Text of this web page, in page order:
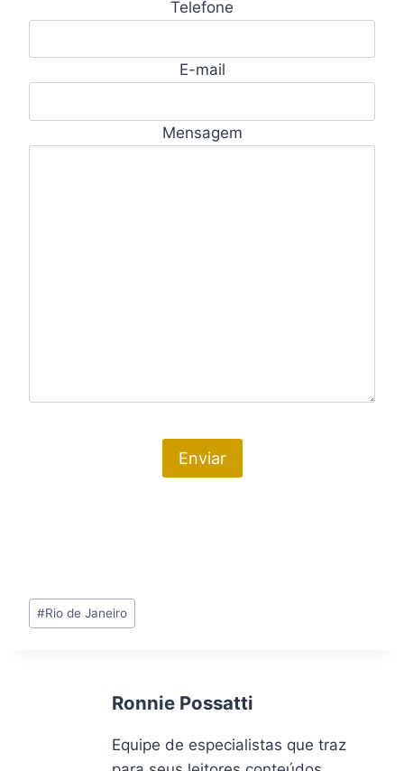
Telefone
E-mail
Mensagem
Tags
do
#Rio de Janeiro
Ronnie Possatti
Equipe de especialistas que traz